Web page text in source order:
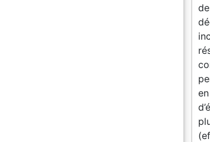
ET
et
–
A